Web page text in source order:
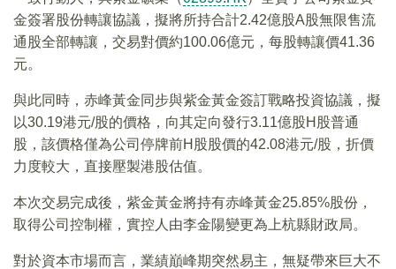
金簽署股份轉讓協議，擬將所持合計2.42億股A股無限售流
通股全部轉讓，交易對價約100.06億元，每股轉讓價41.36
元。
與此同時，赤峰黃金同步與紫金黃金簽訂戰略投資協議，擬
以30.19港元/股的價格，向其定向發行3.11億股H股普通
股，該價格僅為公司停牌前H股股價的42.08港元/股，折價
力度較大，直接壓製港股估值。
本次交易完成後，紫金黃金將持有赤峰黃金25.85%股份，
取得公司控制權，實控人由李金陽變更為上杭縣財政局。
對於資本市場而言，業績巔峰期突然易主，無疑帶來巨大不